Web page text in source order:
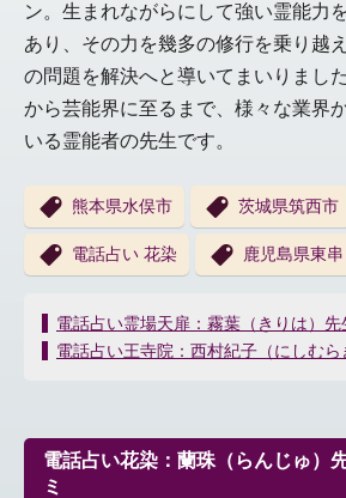
ン。生まれながらにして強い霊能力
あり、その力を幾多の修行を乗り越
の問題を解決へと導いてまいりまし
から芸能界に至るまで、様々な業界
いる霊能者の先生です。
熊本県水俣市 茨城県筑西市
電話占い 花染 鹿児島県東
投
稿
ー
シ
電話占い霊場天扉：霧葉（きりは）先
電話占い王寺院：西村紀子（にしむら
電話占い花染：蘭珠（らんじゅ）
ミ